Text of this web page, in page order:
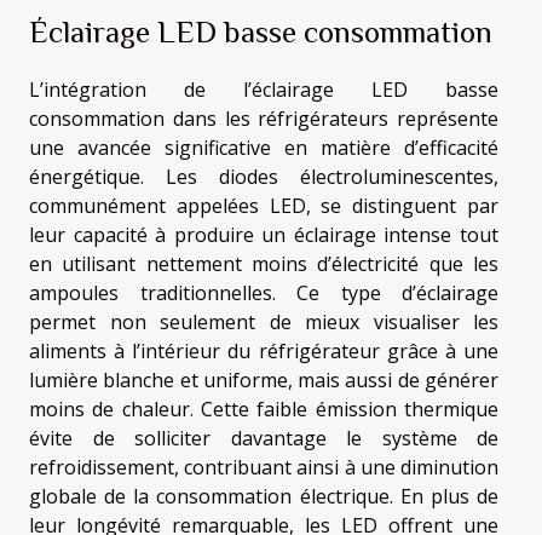
Éclairage LED basse consommation
L’intégration de l’éclairage LED basse
consommation dans les réfrigérateurs représente
une avancée significative en matière d’efficacité
énergétique. Les diodes électroluminescentes,
communément appelées LED, se distinguent par
leur capacité à produire un éclairage intense tout
en utilisant nettement moins d’électricité que les
ampoules traditionnelles. Ce type d’éclairage
permet non seulement de mieux visualiser les
aliments à l’intérieur du réfrigérateur grâce à une
lumière blanche et uniforme, mais aussi de générer
moins de chaleur. Cette faible émission thermique
évite de solliciter davantage le système de
refroidissement, contribuant ainsi à une diminution
globale de la consommation électrique. En plus de
leur longévité remarquable, les LED offrent une